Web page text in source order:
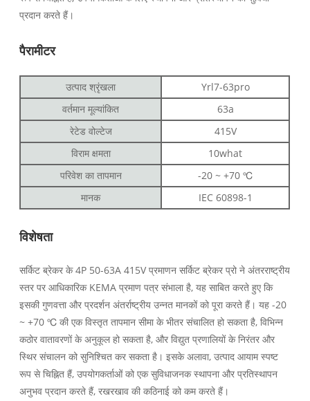
प्रदान करते हैं।
पैरामीटर
उत्पाद श्रृंखला
Yrl7-63pro
वर्तमान मूल्यांकित
63a
रेटेड वोल्टेज
415V
विराम क्षमता
10what
परिवेश का तापमान
-20 ~ +70 ℃
मानक
IEC 60898-1
विशेषता
सर्किट ब्रेकर के 4P 50-63A 415V प्रमाणन सर्किट ब्रेकर प्रो ने अंतरराष्ट्रीय
स्तर पर आधिकारिक KEMA प्रमाण पत्र संभाला है, यह साबित करते हुए कि
इसकी गुणवत्ता और प्रदर्शन अंतर्राष्ट्रीय उन्नत मानकों को पूरा करते हैं। यह -20
~ +70 ℃ की एक विस्तृत तापमान सीमा के भीतर संचालित हो सकता है, विभिन्न
कठोर वातावरणों के अनुकूल हो सकता है, और विद्युत प्रणालियों के निरंतर और
स्थिर संचालन को सुनिश्चित कर सकता है। इसके अलावा, उत्पाद आयाम स्पष्ट
रूप से चिह्नित हैं, उपयोगकर्ताओं को एक सुविधाजनक स्थापना और प्रतिस्थापन
अनुभव प्रदान करते हैं, रखरखाव की कठिनाई को कम करते हैं।